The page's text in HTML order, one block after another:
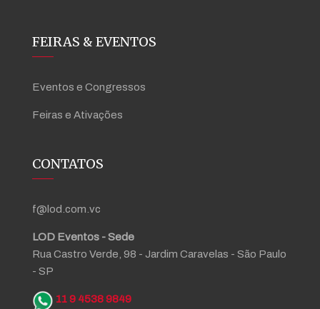
FEIRAS & EVENTOS
Eventos e Congressos
Feiras e Ativações
CONTATOS
f@lod.com.vc
LOD Eventos - Sede
Rua Castro Verde, 98 - Jardim Caravelas - São Paulo
- SP
11 9 4538 9849